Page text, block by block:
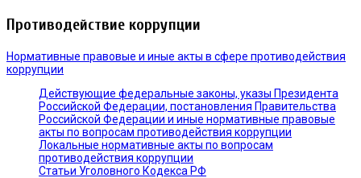
Противодействие коррупции
Нормативные правовые и иные акты в сфере противодействия
коррупции
Действующие федеральные законы, указы Президента
Российской Федерации, постановления Правительства
Российской Федерации и иные нормативные правовые
акты по вопросам противодействия коррупции
Локальные нормативные акты по вопросам
противодействия коррупции
Статьи Уголовного Кодекса РФ